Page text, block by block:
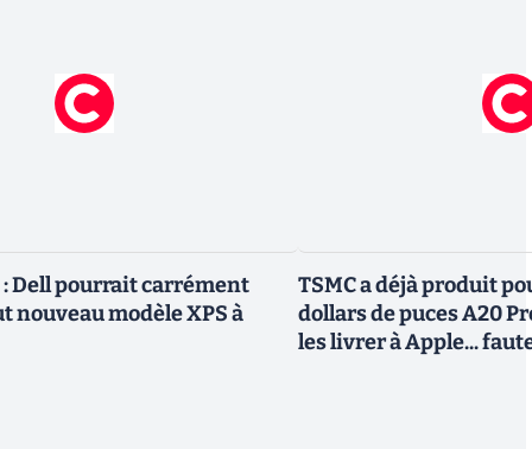
Dell pourrait carrément
nouveau modèle XPS à
TSMC a déjà produit
dollars de puces A20
les livrer à Apple...